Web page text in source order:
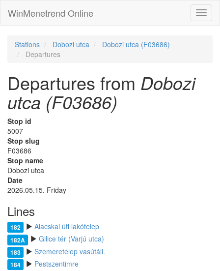
WinMenetrend Online
Stations Dobozi utca
Dobozi utca (F03686)
Departures
Departures from Dobozi
utca (F03686)
Stop id
5007
Stop slug
F03686
Stop name
Dobozi utca
Date
2026.05.15. Friday
Lines
182 Alacskai úti lakótelep
182A Gilice tér (Varjú utca)
183 Szemeretelep vasútáll.
184 Pestszentimre